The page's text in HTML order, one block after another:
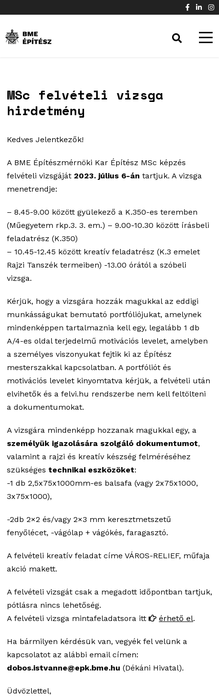
MSc felvételi vizsga
hirdetmény
Kedves Jelentkezők!
A BME Építészmérnöki Kar Építész MSc képzés
felvételi vizsgáját 2023. július 6-án tartjuk. A vizsga
menetrendje:
– 8.45-9.00 között gyülekező a K.350-es teremben
(Műegyetem rkp.3. 3. em.) – 9.00-10.30 között írásbeli
feladatrész (K.350)
– 10.45-12.45 között kreatív feladatrész (K.3 emelet
Rajzi Tanszék termeiben) -13.00 órától a szóbeli
vizsga.
Kérjük, hogy a vizsgára hozzák magukkal az eddigi
munkásságukat bemutató portfóliójukat, amelynek
mindenképpen tartalmaznia kell egy, legalább 1 db
A/4-es oldal terjedelmű motivációs levelet, amelyben
a személyes viszonyukat fejtik ki az Építész
mesterszakkal kapcsolatban. A portfóliót és
motivációs levelet kinyomtatva kérjük, a felvételi után
elvihetők és a felvi.hu rendszerbe nem kell feltölteni
a dokumentumokat.
A vizsgára mindenképp hozzanak magukkal egy, a
személyük igazolására szolgáló dokumentumot,
valamint a rajzi és kreatív készség felméréséhez
szükséges technikai eszközöket:
-1 db 2,5x75x1000mm-es balsafa (vagy 2x75x1000,
3x75x1000),
-2db 2×2 és/vagy 2×3 mm keresztmetszetű
fenyőlécet, -vágólap + vágókés, faragasztó.
A felvételi kreatív feladat címe VÁROS-RELIEF, műfaja
akció makett.
A felvételi vizsgát csak a megadott időpontban tartjuk,
pótlásra nincs lehetőség.
A felvételi vizsga mintafeladatsora itt
érhető el.
Ha bármilyen kérdésük van, vegyék fel velünk a
kapcsolatot az alábbi email címen:
dobos.istvanne@epk.bme.hu (Dékáni Hivatal).
Üdvözlettel,